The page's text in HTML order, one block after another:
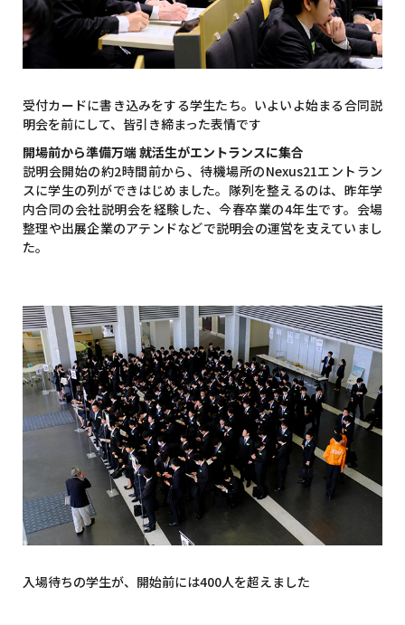
受付カードに書き込みをする学生たち。いよいよ始まる合同説
明会を前にして、皆引き締まった表情です
開場前から準備万端 就活生がエントランスに集合
説明会開始の約2時間前から、待機場所のNexus21エントラン
スに学生の列ができはじめました。隊列を整えるのは、昨年学
内合同の会社説明会を経験した、今春卒業の4年生です。会場
整理や出展企業のアテンドなどで説明会の運営を支えていまし
た。
入場待ちの学生が、開始前には400人を超えました